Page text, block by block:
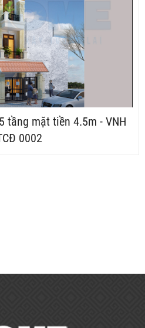
tầng mặt tiền 4.5m - VNH
0002